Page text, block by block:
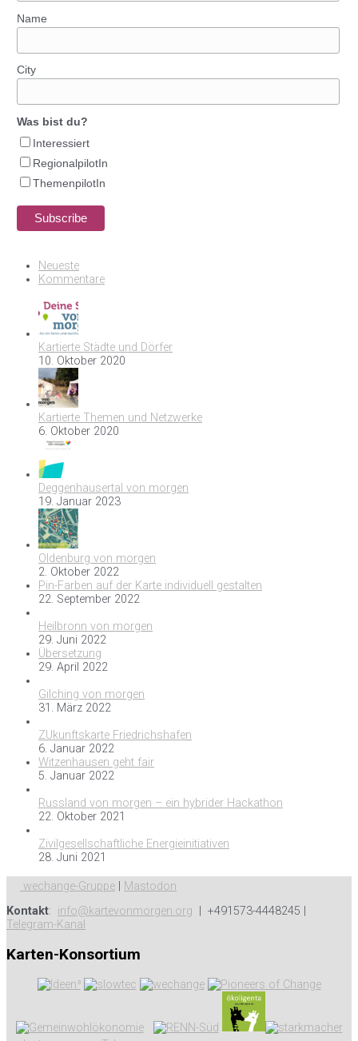
Name
City
Was bist du?
Interessiert
RegionalpilotIn
ThemenpilotIn
Neueste
Kommentare
Kartierte Städte und Dörfer
10. Oktober 2020
Kartierte Themen und Netzwerke
6. Oktober 2020
Deggenhausertal von morgen
19. Januar 2023
Oldenburg von morgen
2. Oktober 2022
Pin-Farben auf der Karte individuell gestalten
22. September 2022
Heilbronn von morgen
29. Juni 2022
Übersetzung
29. April 2022
Gilching von morgen
31. März 2022
ZUkunftskarte Friedrichshafen
6. Januar 2022
Witzenhausen geht fair
5. Januar 2022
Russland von morgen – ein hybrider Hackathon
22. Oktober 2021
Zivilgesellschaftliche Energieinitiativen
28. Juni 2021
wechange-Gruppe
Mastodon
Kontakt: info@kartevonmorgen.org | +491573-4448245 |
Telegram-Kanal
Karten-Konsortium